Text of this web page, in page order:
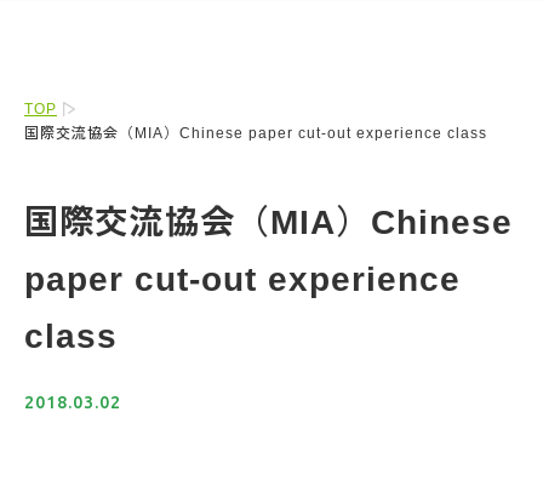
TOP
国際交流協会（MIA）Chinese paper cut-out experience class
国際交流協会（MIA）Chinese
paper cut-out experience
class
2018.03.02